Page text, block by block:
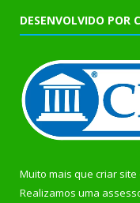
DESENVOLVIDO POR
Muito mais que criar site
Realizamos uma